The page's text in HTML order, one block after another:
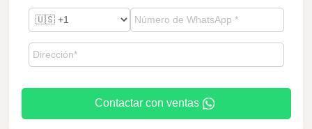
Contactar con ventas